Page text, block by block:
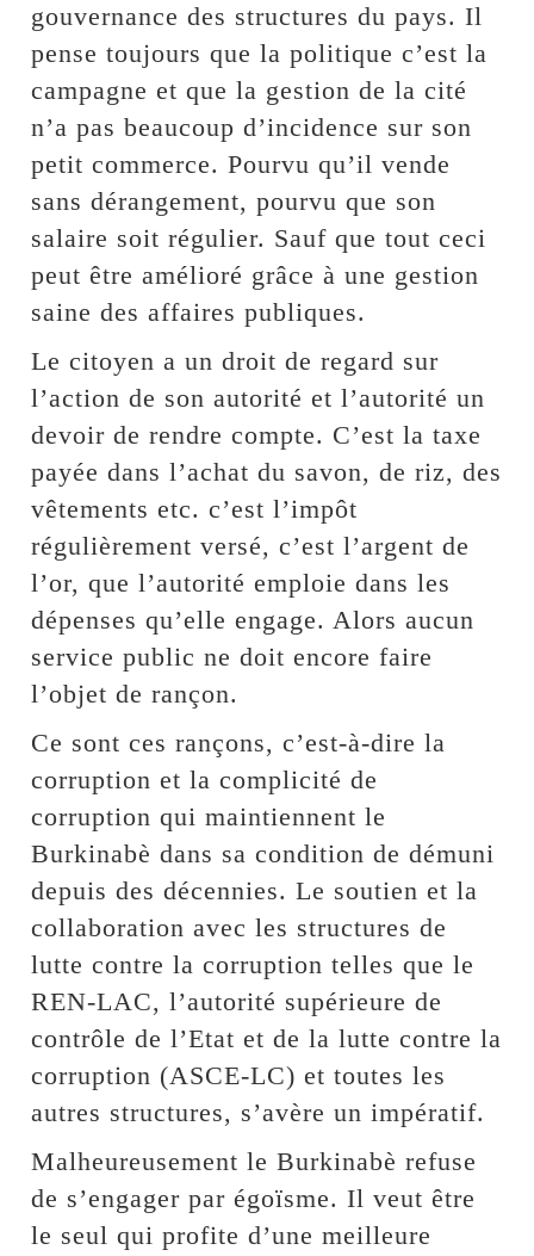
gouvernance des structures du pays. Il
pense toujours que la politique c’est la
campagne et que la gestion de la cité
n’a pas beaucoup d’incidence sur son
petit commerce. Pourvu qu’il vende
sans dérangement, pourvu que son
salaire soit régulier. Sauf que tout ceci
peut être amélioré grâce à une gestion
saine des affaires publiques.
Le citoyen a un droit de regard sur
l’action de son autorité et l’autorité un
devoir de rendre compte. C’est la taxe
payée dans l’achat du savon, de riz, des
vêtements etc. c’est l’impôt
régulièrement versé, c’est l’argent de
l’or, que l’autorité emploie dans les
dépenses qu’elle engage. Alors aucun
service public ne doit encore faire
l’objet de rançon.
Ce sont ces rançons, c’est-à-dire la
corruption et la complicité de
corruption qui maintiennent le
Burkinabè dans sa condition de démuni
depuis des décennies. Le soutien et la
collaboration avec les structures de
lutte contre la corruption telles que le
REN-LAC, l’autorité supérieure de
contrôle de l’Etat et de la lutte contre la
corruption (ASCE-LC) et toutes les
autres structures, s’avère un impératif.
Malheureusement le Burkinabè refuse
de s’engager par égoïsme. Il veut être
le seul qui profite d’une meilleure